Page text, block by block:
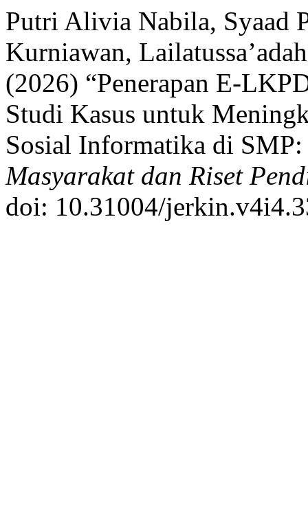
Putri Alivia Nabila, Syaad
Kurniawan,
(2026) “Penerapan E-
Studi Kasus untuk
Sosial Informatika di
Masyarakat dan Riset
doi: 10.31004/